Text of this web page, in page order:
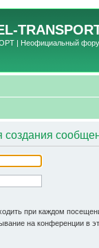
| Неофициальный форум
создания
при каждом
на конференции в